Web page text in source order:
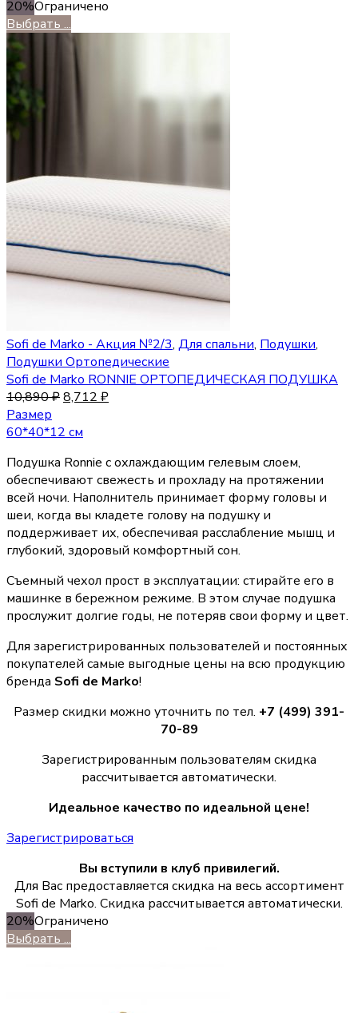
20%Ограничено
Выбрать ...
Sofi de Marko - Акция №2/3, Для спальни, Подушки,
Подушки Ортопедические
Sofi de Marko RONNIE ОРТОПЕДИЧЕСКАЯ ПОДУШКА
10,890₽8,712 ₽
Размер
60*40*12 см
Подушка Ronnie с охлаждающим гелевым слоем,
обеспечивают свежесть и прохладу на протяжении
всей ночи. Наполнитель принимает форму головы и
шеи, когда вы кладете голову на подушку и
поддерживает их, обеспечивая расслабление мышц и
глубокий, здоровый комфортный сон.
Съемный чехол прост в эксплуатации: стирайте его в
машинке в бережном режиме. В этом случае подушка
прослужит долгие годы, не потеряв свои форму и цвет.
Для зарегистрированных пользователей и постоянных
покупателей самые выгодные цены на всю продукцию
бренда Sofi de Marko!
Размер скидки можно уточнить по тел. +7 (499) 391-
70-89
Зарегистрированным пользователям скидка
рассчитывается автоматически.
Идеальное качество по идеальной цене!
Зарегистрироваться
Вы вступили в клуб привилегий.
Для Вас предоставляется скидка на весь ассортимент
Sofi de Marko. Скидка рассчитывается автоматически.
20%Ограничено
Выбрать ...